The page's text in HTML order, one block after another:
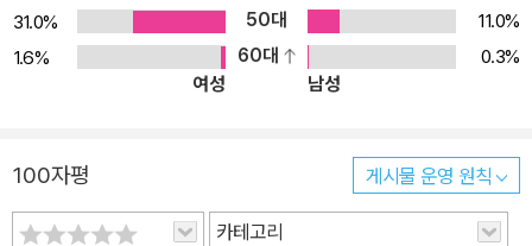
31.0%
50대
11.0%
1.6%
60대
0.3%
여성
남성
100자평 게시물 운영 원칙
카테고리